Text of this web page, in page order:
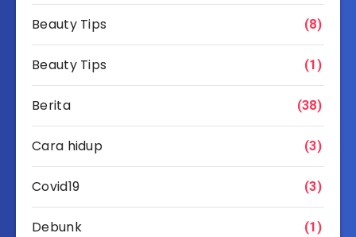
Beauty Tips (8)
Beauty Tips (1)
Berita (38)
Cara hidup (3)
Covid19 (3)
Debunk (1)